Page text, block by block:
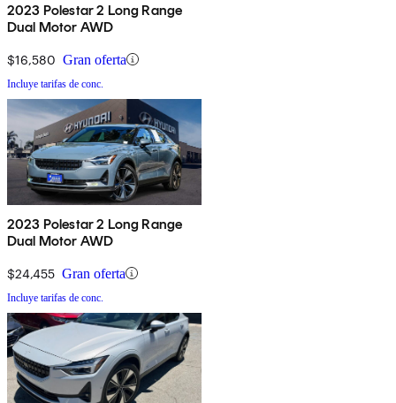
2023 Polestar 2 Long Range
Dual Motor AWD
$16,580 Gran oferta
Incluye tarifas de conc.
2023 Polestar 2 Long Range
Dual Motor AWD
$24,455 Gran oferta
Incluye tarifas de conc.